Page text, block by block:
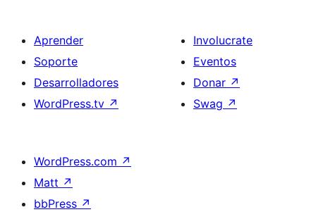
Aprender
Soporte
Desarrolladores
WordPress.tv ↗
Involucrate
Eventos
Donar ↗
Swag ↗
WordPress.com ↗
Matt ↗
bbPress ↗